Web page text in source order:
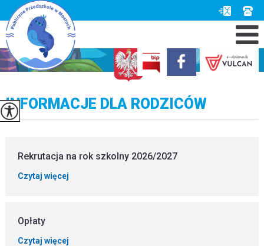
INFORMACJE DLA RODZICÓW
Rekrutacja na rok szkolny 2026/2027
Czytaj więcej
Opłaty
Czytaj więcej